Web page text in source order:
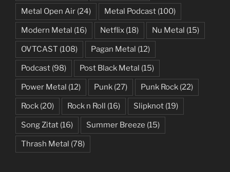
Metal Open Air (24) Metal Podcast (100)
Modern Metal (16) Netflix (18) Nu Metal (15)
OVTCAST (108) Pagan Metal (12)
Podcast (98) Post Black Metal (15)
Power Metal (12) Punk (27) Punk Rock (22)
Rock (20) Rock n Roll (16) Slipknot (19)
Song Zitat (16) Summer Breeze (15)
Thrash Metal (78)